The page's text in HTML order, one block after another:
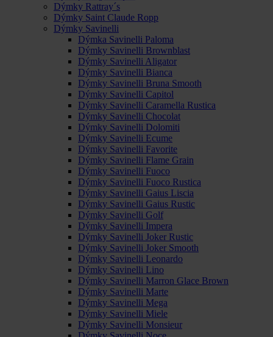
Dýmky Rattray´s
Dýmky Saint Claude Ropp
Dýmky Savinelli
Dýmka Savinelli Paloma
Dýmky Savinelli Brownblast
Dýmky Savinelli Aligator
Dýmky Savinelli Bianca
Dýmky Savinelli Bruna Smooth
Dýmky Savinelli Capitol
Dýmky Savinelli Caramella Rustica
Dýmky Savinelli Chocolat
Dýmky Savinelli Dolomiti
Dýmky Savinelli Ecume
Dýmky Savinelli Favorite
Dýmky Savinelli Flame Grain
Dýmky Savinelli Fuoco
Dýmky Savinelli Fuoco Rustica
Dýmky Savinelli Gaius Liscia
Dýmky Savinelli Gaius Rustic
Dýmky Savinelli Golf
Dýmky Savinelli Impera
Dýmky Savinelli Joker Rustic
Dýmky Savinelli Joker Smooth
Dýmky Savinelli Leonardo
Dýmky Savinelli Lino
Dýmky Savinelli Marron Glace Brown
Dýmky Savinelli Marte
Dýmky Savinelli Mega
Dýmky Savinelli Miele
Dýmky Savinelli Monsieur